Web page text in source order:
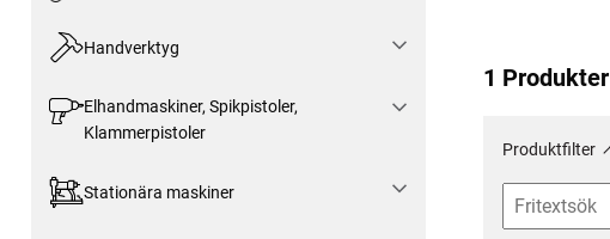
Handverktyg
Elhandmaskiner, Spikpistoler,
Klammerpistoler
Stationära maskiner
1 Produkter
Produktfilter